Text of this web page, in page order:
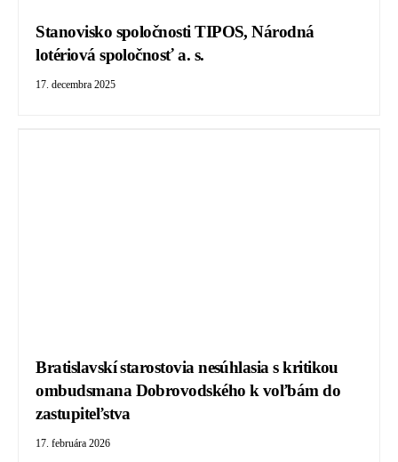
Stanovisko spoločnosti TIPOS, Národná
lotériová spoločnosť a. s.
17. decembra 2025
Bratislavskí starostovia nesúhlasia s kritikou
ombudsmana Dobrovodského k voľbám do
zastupiteľstva
17. februára 2026